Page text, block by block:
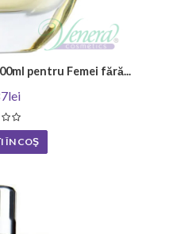
pentru Femei fără...
ÎN COŞ